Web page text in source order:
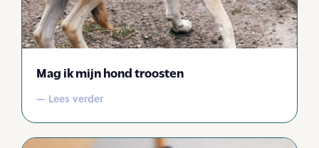
Mag ik mijn hond troosten
— Lees verder